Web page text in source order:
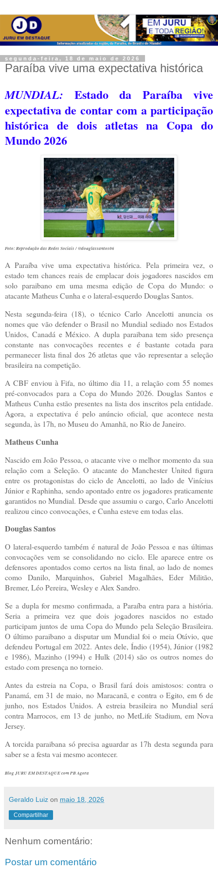
segunda-feira, 18 de maio de 2026
Paraíba vive uma expectativa histórica
MUNDIAL: Estado da Paraíba vive
expectativa de contar com a participação
histórica de dois atletas na Copa do
Mundo 2026
Foto: Reprodução das Redes Sociais / @douglassantos06
A Paraíba vive uma expectativa histórica. Pela primeira vez, o
estado tem chances reais de emplacar dois jogadores nascidos em
solo paraibano em uma mesma edição de Copa do Mundo: o
atacante Matheus Cunha e o lateral-esquerdo Douglas Santos.
Nesta segunda-feira (18), o técnico Carlo Ancelotti anuncia os
nomes que vão defender o Brasil no Mundial sediado nos Estados
Unidos, Canadá e México. A dupla paraibana tem sido presença
constante nas convocações recentes e é bastante cotada para
permanecer lista final dos 26 atletas que vão representar a seleção
brasileira na competição.
A CBF enviou à Fifa, no último dia 11, a relação com 55 nomes
pré-convocados para a Copa do Mundo 2026. Douglas Santos e
Matheus Cunha estão presentes na lista dos inscritos pela entidade.
Agora, a expectativa é pelo anúncio oficial, que acontece nesta
segunda, às 17h, no Museu do Amanhã, no Rio de Janeiro.
Matheus Cunha
Nascido em João Pessoa, o atacante vive o melhor momento da sua
relação com a Seleção. O atacante do Manchester United figura
entre os protagonistas do ciclo de Ancelotti, ao lado de Vinícius
Júnior e Raphinha, sendo apontado entre os jogadores praticamente
garantidos no Mundial. Desde que assumiu o cargo, Carlo Ancelotti
realizou cinco convocações, e Cunha esteve em todas elas.
Douglas Santos
O lateral-esquerdo também é natural de João Pessoa e nas últimas
convocações vem se consolidando no ciclo. Ele aparece entre os
defensores apontados como certos na lista final, ao lado de nomes
como Danilo, Marquinhos, Gabriel Magalhães, Eder Militão,
Bremer, Léo Pereira, Wesley e Alex Sandro.
Se a dupla for mesmo confirmada, a Paraíba entra para a história.
Seria a primeira vez que dois jogadores nascidos no estado
participam juntos de uma Copa do Mundo pela Seleção Brasileira.
O último paraibano a disputar um Mundial foi o meia Otávio, que
defendeu Portugal em 2022. Antes dele, Índio (1954), Júnior (1982
e 1986), Mazinho (1994) e Hulk (2014) são os outros nomes do
estado com presença no torneio.
Antes da estreia na Copa, o Brasil fará dois amistosos: contra o
Panamá, em 31 de maio, no Maracanã, e contra o Egito, em 6 de
junho, nos Estados Unidos. A estreia brasileira no Mundial será
contra Marrocos, em 13 de junho, no MetLife Stadium, em Nova
Jersey.
A torcida paraibana só precisa aguardar as 17h desta segunda para
saber se a festa vai mesmo acontecer.
Blog JURU EM DESTAQUE com PB Agora
Geraldo Luiz on maio 18, 2026
Compartilhar
Nenhum comentário:
Postar um comentário